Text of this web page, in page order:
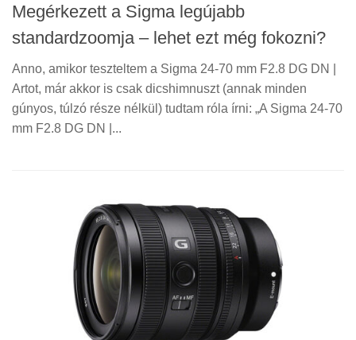
Megérkezett a Sigma legújabb
standardzoomja – lehet ezt még fokozni?
Anno, amikor teszteltem a Sigma 24-70 mm F2.8 DG DN |
Artot, már akkor is csak dicshimnuszt (annak minden
gúnyos, túlzó része nélkül) tudtam róla írni: „A Sigma 24-70
mm F2.8 DG DN |...